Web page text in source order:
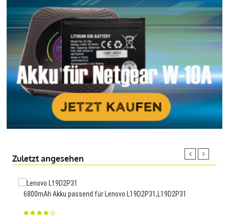
Zuletzt angesehen
6800mAh Akku passend für Lenovo L19D2P31,L19D2P31